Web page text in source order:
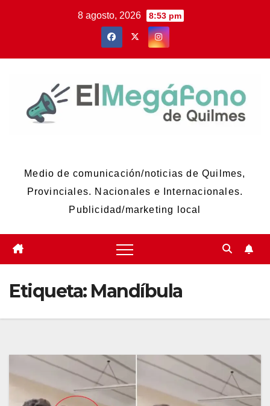
8 agosto, 2026 8:53 pm
Medio de comunicación/noticias de Quilmes,
Provinciales. Nacionales e Internacionales.
Publicidad/marketing local
Etiqueta: Mandíbula